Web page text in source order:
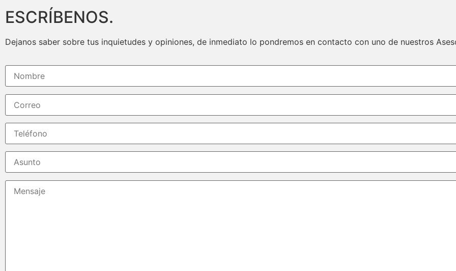
ESCRÍBENOS.
Dejanos saber sobre tus inquietudes y opiniones, de inmediato lo pondremos en contacto con uno de nuestros